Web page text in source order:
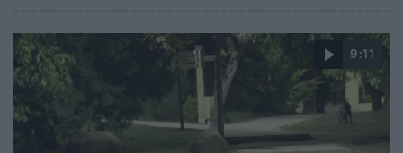
megfelelő viselkedéssel és a szabályok betartásával
megelőzhető, hogy a városi vadak valódi problémát
jelentsenek.
9:11